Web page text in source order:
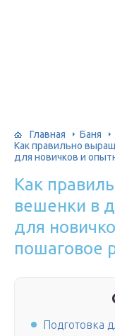
Главная
Баня
Как правильно
для новичков и
Как
вешенки в
для
пошаговое
Подготовка